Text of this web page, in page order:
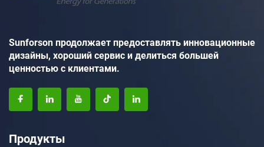
Sunforson продолжает предоставлять инновационные
дизайны, хороший сервис и делиться большей
ценностью с клиентами.
Продукты